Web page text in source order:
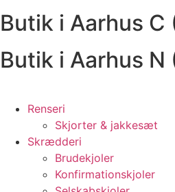
Butik i Aarhus C
Butik i Aarhus
Renseri
Skjorter & jakkesæt
Skrædderi
Brudekjoler
Konfirmationskjoler